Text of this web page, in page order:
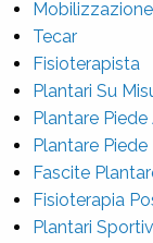
Tecar
Fisioterapista
Plantari Su
Plantare
Plantare
Fascite
Fisioterapia
Plantari